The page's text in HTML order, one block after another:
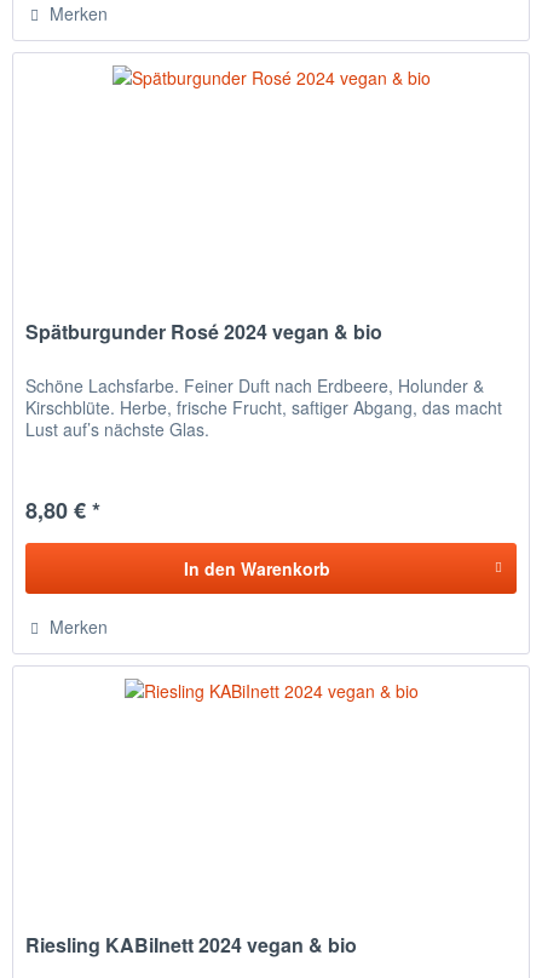
Merken
Spätburgunder Rosé 2024 vegan & bio
Schöne Lachsfarbe. Feiner Duft nach Erdbeere, Holunder &
Kirschblüte. Herbe, frische Frucht, saftiger Abgang, das macht
Lust auf’s nächste Glas.
8,80 € *
In den Warenkorb
Merken
Riesling KABiInett 2024 vegan & bio